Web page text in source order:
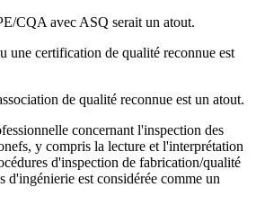
CQA avec ASQ serait un atout.
une certification de qualité reconnue est
de qualité reconnue est un atout.
concernant l'inspection des
y compris la lecture et l'interprétation
d'inspection de fabrication/qualité
d'ingénierie est considérée comme un